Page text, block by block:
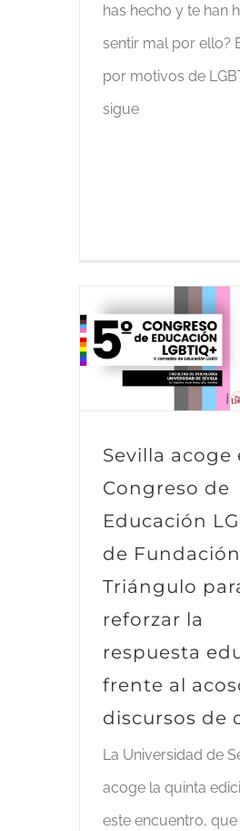
has hecho y te han
sentir mal por ello?
por motivos de
sigue
de Fundación
Triángulo para
reforzar la
respuesta educativa
discursos de odio
Sevilla acoge
Congreso de
Educación
de Fundación
Triángulo
reforzar la
respuesta
frente al
discursos de
La Universidad de
acoge la quinta
este encuentro, que